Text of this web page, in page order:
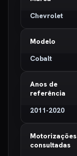
Chevrolet
Modelo
Cobalt
Anos de
referência
2011-2020
Motorizações
consultadas